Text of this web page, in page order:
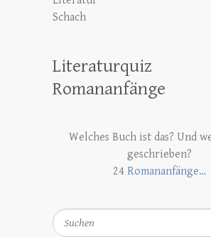
Schach
Literaturquiz
Romananfänge
Welches Buch ist das? Und
geschrieben?
24 Romananfänge…
Suchen